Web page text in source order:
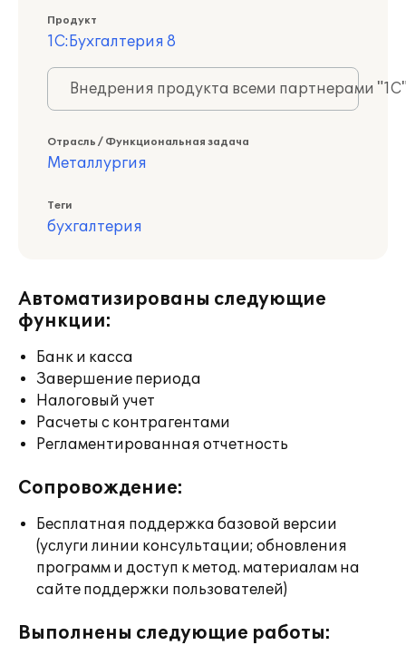
Продукт
1С:Бухгалтерия 8
Внедрения продукта всеми партнерами
Отрасль / Функциональная задача
Металлургия
Теги
бухгалтерия
Автоматизированы следующие
функции:
Банк и касса
Завершение периода
Налоговый учет
Расчеты с контрагентами
Регламентированная отчетность
Сопровождение:
Бесплатная поддержка базовой версии
(услуги линии консультации; обновления
программ и доступ к метод. материалам на
сайте поддержки пользователей)
Выполнены следующие работы: